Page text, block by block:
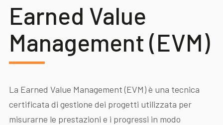
Earned Value
Management (EVM)
La Earned Value Management (EVM) è una tecnica
certificata di gestione dei progetti utilizzata per
misurarne le prestazioni e i progressi in modo